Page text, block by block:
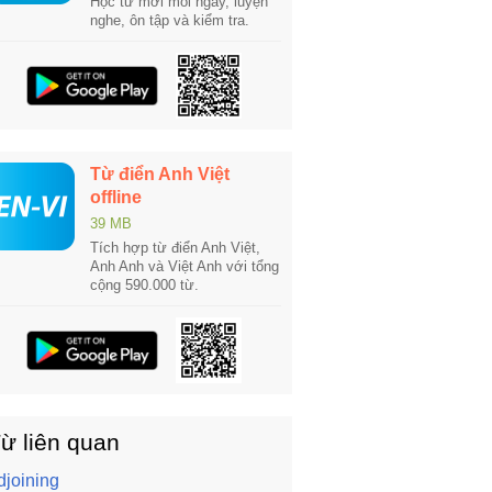
nghe, ôn tập và kiểm tra.
Từ điển Anh Việt
offline
39 MB
Tích hợp từ điển Anh Việt,
Anh Anh và Việt Anh với tổng
cộng 590.000 từ.
liên quan